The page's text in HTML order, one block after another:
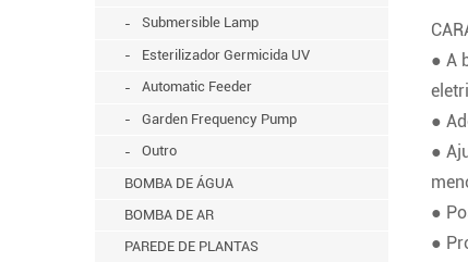
Submersible Lamp
Esterilizador Germicida UV
Automatic Feeder
Garden Frequency Pump
Outro
BOMBA DE ÁGUA
BOMBA DE AR
PAREDE DE PLANTAS
● A
●
●
●
●